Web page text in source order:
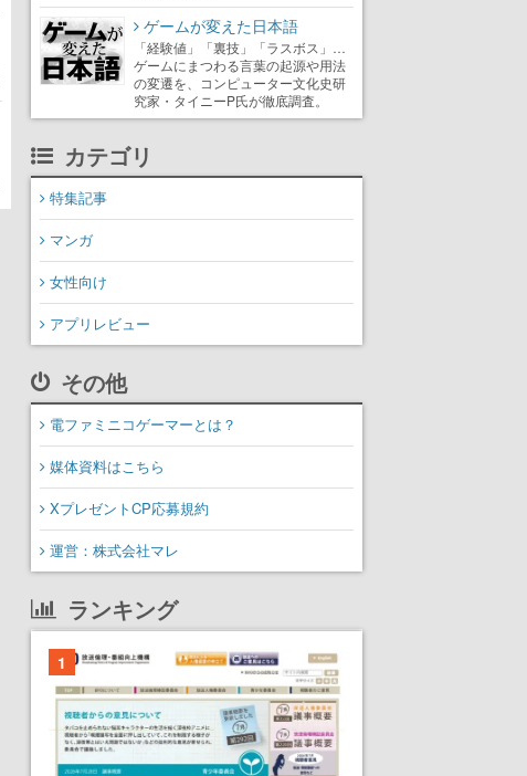
ゲームが変えた日本語
「経験値」「裏技」「ラスボス」…
ゲームにまつわる言葉の起源や用法
の変遷を、コンピューター文化史研
究家・タイニーP氏が徹底調査。
カテゴリ
特集記事
マンガ
女性向け
アプリレビュー
その他
電ファミニコゲーマーとは？
媒体資料はこちら
XプレゼントCP応募規約
運営：株式会社マレ
ランキング
1